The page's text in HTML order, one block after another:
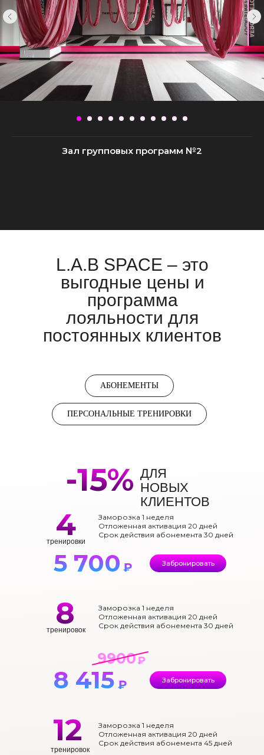
Зал групповых программ №2
L.A.B SPACE – это
выгодные цены и
программа
лояльности для
постоянных клиентов
АБОНЕМЕНТЫ
ПЕРСОНАЛЬНЫЕ ТРЕНИРОВКИ
8
тренировок
Заморозка 1 неделя
Отложенная активация 20 дней
Срок действия абонемента 30 дней
8 415 ₽
9900₽
тренировок
12
Заморозка 1 неделя
Отложенная активация 20 дней
Срок действия абонемента 45 дней
4
тренировки
Заморозка 1 неделя
Отложенная активация 20 дней
Срок действия абонемента 30 дней
5 700 ₽
Забронировать
-15% ДЛЯ
НОВЫХ
КЛИЕНТОВ
Забронировать